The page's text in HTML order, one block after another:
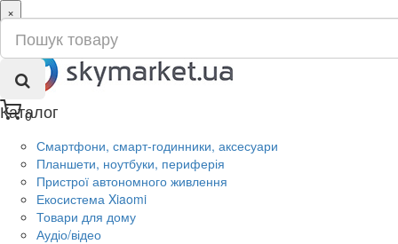
0
×
ru
ua
Каталог
Смартфони, смарт-годинники, аксесуари
Планшети, ноутбуки, периферія
Пристрої автономного живлення
Екосистема Xiaomi
Товари для дому
Аудіо/відео